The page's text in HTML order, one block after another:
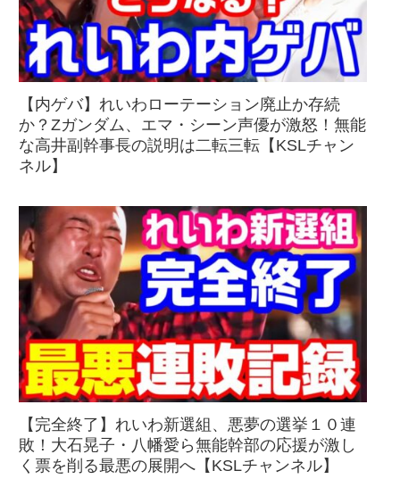
【内ゲバ】れいわローテーション廃止か存続
か？Zガンダム、エマ・シーン声優が激怒！無能
な高井副幹事長の説明は二転三転【KSLチャン
ネル】
【完全終了】れいわ新選組、悪夢の選挙１０連
敗！大石晃子・八幡愛ら無能幹部の応援が激し
く票を削る最悪の展開へ【KSLチャンネル】